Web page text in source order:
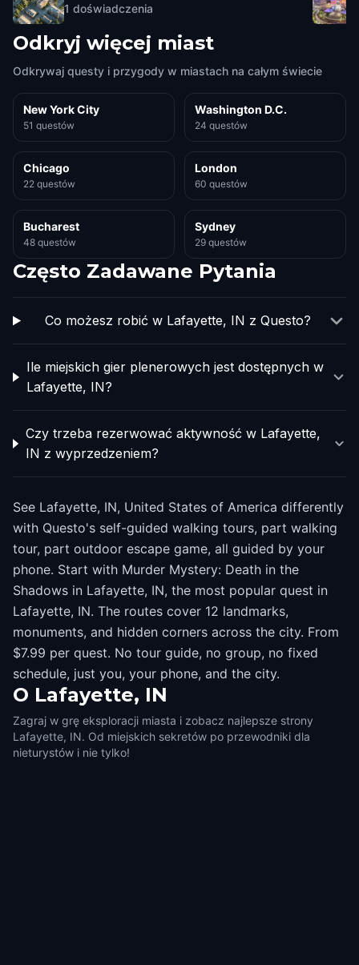
1 doświadczenia
Odkryj więcej miast
Odkrywaj questy i przygody w miastach na całym świecie
New York City
51 questów
Washington D.C.
24 questów
Chicago
22 questów
London
60 questów
Bucharest
48 questów
Sydney
29 questów
Często Zadawane Pytania
Co możesz robić w Lafayette, IN z Questo?
Ile miejskich gier plenerowych jest dostępnych w
Lafayette, IN?
Czy trzeba rezerwować aktywność w Lafayette,
IN z wyprzedzeniem?
See Lafayette, IN, United States of America differently
with Questo's self-guided walking tours, part walking
tour, part outdoor escape game, all guided by your
phone. Start with Murder Mystery: Death in the
Shadows in Lafayette, IN, the most popular quest in
Lafayette, IN. The routes cover 12 landmarks,
monuments, and hidden corners across the city. From
$7.99 per quest. No tour guide, no group, no fixed
schedule, just you, your phone, and the city.
O Lafayette, IN
Zagraj w grę eksploracji miasta i zobacz najlepsze strony
Lafayette, IN. Od miejskich sekretów po przewodniki dla
nieturystów i nie tylko!